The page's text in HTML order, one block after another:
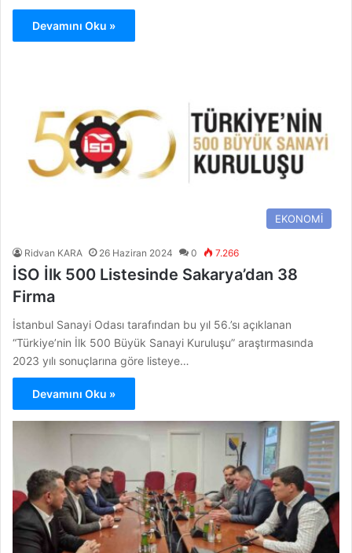
Devamını Oku »
EKONOMİ
Ridvan KARA 26 Haziran 2024 0 7.266
İSO İlk 500 Listesinde Sakarya’dan 38
Firma
İstanbul Sanayi Odası tarafından bu yıl 56.’sı açıklanan
“Türkiye’nin İlk 500 Büyük Sanayi Kuruluşu” araştırmasında
2023 yılı sonuçlarına göre listeye…
Devamını Oku »